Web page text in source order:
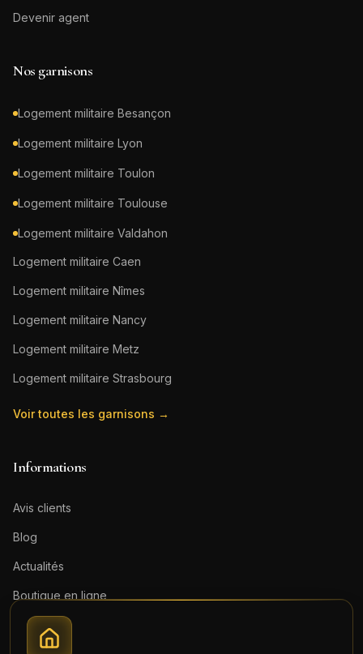
Devenir agent
Nos garnisons
Logement militaire Besançon
Logement militaire Lyon
Logement militaire Toulon
Logement militaire Toulouse
Logement militaire Valdahon
Logement militaire Caen
Logement militaire Nîmes
Logement militaire Nancy
Logement militaire Metz
Logement militaire Strasbourg
Voir toutes les garnisons →
Informations
Avis clients
Blog
Actualités
Boutique en ligne
Contact